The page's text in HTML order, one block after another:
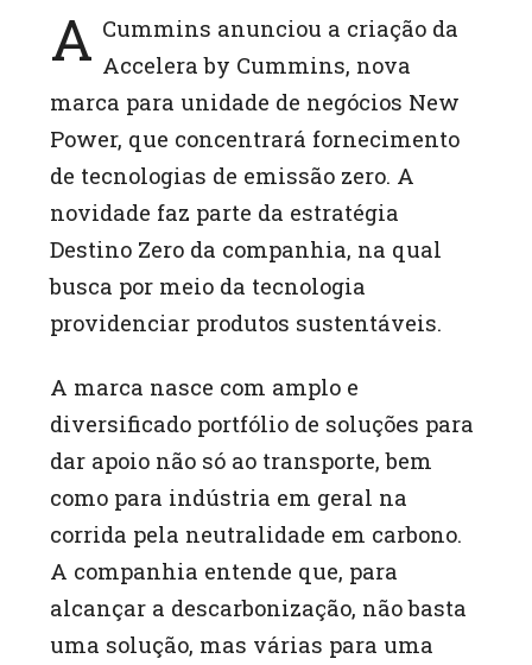
A Cummins anunciou a criação da
Accelera by Cummins, nova
marca para unidade de negócios New
Power, que concentrará fornecimento
de tecnologias de emissão zero. A
novidade faz parte da estratégia
Destino Zero da companhia, na qual
busca por meio da tecnologia
providenciar produtos sustentáveis.
A marca nasce com amplo e
diversificado portfólio de soluções para
dar apoio não só ao transporte, bem
como para indústria em geral na
corrida pela neutralidade em carbono.
A companhia entende que, para
alcançar a descarbonização, não basta
uma solução, mas várias para uma